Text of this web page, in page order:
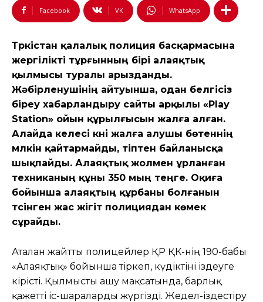
Facebook VK WhatsApp
Түркістан қалалық полиция басқармасына
жергілікті тұрғынның бірі алаяқтық
қылмысы туралы арызданды.
Жәбірленушінің айтуынша, одан белгісіз
біреу хабарландыру сайты арқылы «Play
Station» ойын құрылғысын жалға алған.
Алайда келесі күні жалға алушы бөтеннің
мүлкін қайтармайды, тіптен байланысқа
шықпайды. Алаяқтық жолмен ұрланған
техниканың құны 350 мың теңге. Оқиға
бойынша алаяқтың құрбаны болғанын
түсінген жас жігіт полициядан көмек
сұрайды.
Аталған жайтты полицейлер ҚР ҚК-нің 190-бабы
«Алаяқтық» бойынша тіркеп, күдіктіні іздеуге
кірісті. Қылмысты ашу мақсатында, барлық
қажетті іс-шараларды жүргізді. Жедел-іздестіру